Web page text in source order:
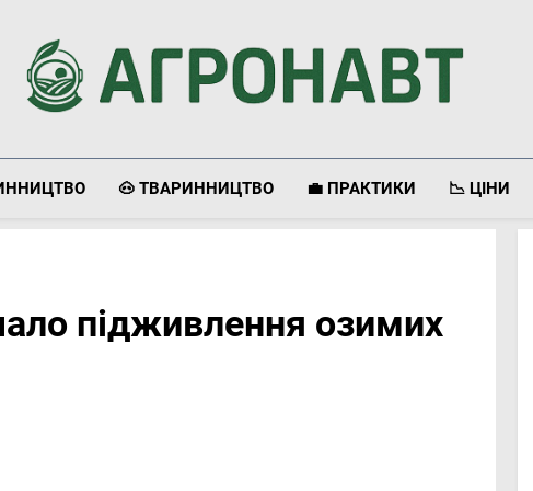
Агронавт
🐽 ТВАРИННИЦТВО 💼 ПРАКТИКИ 📉 ЦІНИ
підживлення озимих